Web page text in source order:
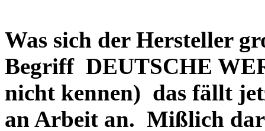
Was sich der Hersteller
Begriff DEUTSCHE
nicht kennen) das fällt
an Arbeit an. Mißlich